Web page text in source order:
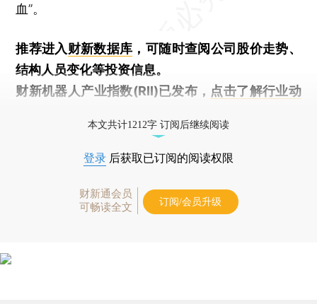
血”。
推荐进入财新数据库 ，可随时查阅公司股价走势、
结构人员变化等投资信息。
财新机器人产业指数(RII)已发布， 点击了解行业动
本文共计1212字 订阅后继续阅读
登录 后获取已订阅的阅读权限
财新通会员
可畅读全文
订阅/会员升级